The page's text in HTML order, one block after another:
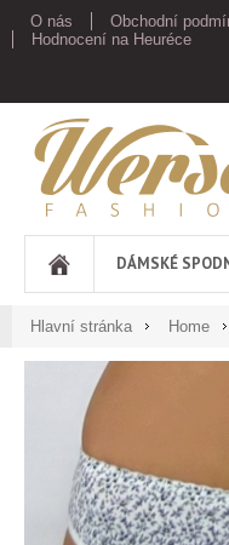
O nás Obchodní
Hodnocení na Heuréce
Werso
DÁMSKÉ
Hlavní stránka Home